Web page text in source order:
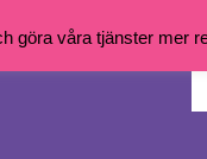
göra våra tjänster mer